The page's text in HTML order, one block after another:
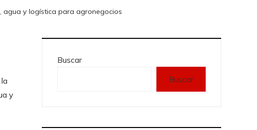
agua y logística para agronegocios
y
Buscar
Buscar